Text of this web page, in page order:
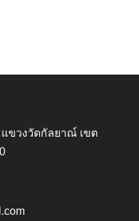
แขวงวัดกัลยาณ์ เขต